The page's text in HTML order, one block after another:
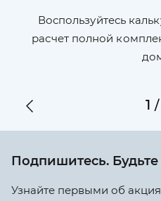
Воспользуйтесь
расчет полной
1
Подпишитесь.
Узнайте первыми об